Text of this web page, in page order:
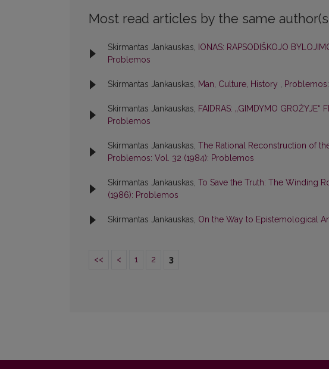
Most read articles by the same
Skirmantas Jankauskas, IONAS: RAPSODIŠKOJO
Problemos
Skirmantas Jankauskas, Man, Culture, History ,
Skirmantas Jankauskas, FAIDRAS: „GIMDYMO GROŽYJE“
Problemos
Skirmantas Jankauskas, The Rational Reconstruction of
Problemos: Vol. 32 (1984): Problemos
Skirmantas Jankauskas, To Save the Truth: The Winding
(1986): Problemos
Skirmantas Jankauskas, On the Way to Epistemological
<< < 1 2 3